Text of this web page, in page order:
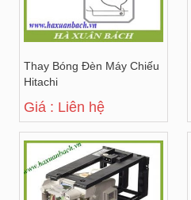
Thay Bóng Đèn Máy Chiếu
Hitachi
Giá : Liên hệ